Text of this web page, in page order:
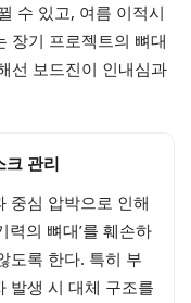
수 있고, 여름 이적시
장기 프로젝트의 뼈대
선 보드진이 인내심과
크 관리
중심 압박으로 인해
력의 뼈대’를 훼손하
도록 한다. 특히 부
발생 시 대체 구조를